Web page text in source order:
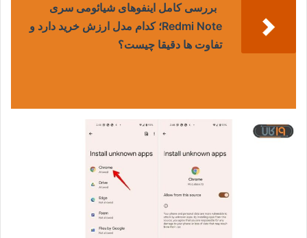
بررسی کامل اینفوهای شیائومی سری
Redmi Note؛ کدام مدل ارزش خرید دارد و
تفاوت ها دقیقا چیست؟